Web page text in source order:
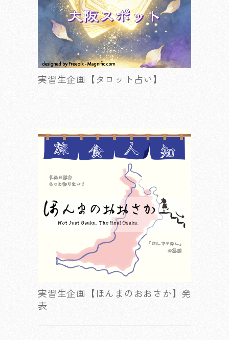
実習生企画【タロット占い】
実習生企画【ほんまのおおさか】発
表